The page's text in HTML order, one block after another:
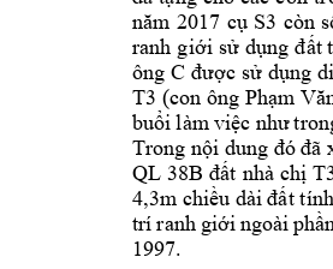
năm 2017 cụ S3 còn
ranh giới sử dụng đất t
ông C được sử dụng
T3 (con ông Phạm
buổi làm việc như t
Trong nội dung đó đã
QL 38B đất nhà chị
4,3m chiều dài đất
trí ranh giới ngoài
1997.